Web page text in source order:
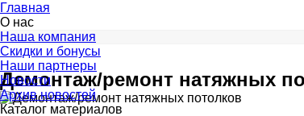
Главная
О нас
Наша компания
Скидки и бонусы
Наши партнеры
Новости
Архив новостей
Каталог материалов
Демонтаж/ремонт натяжных